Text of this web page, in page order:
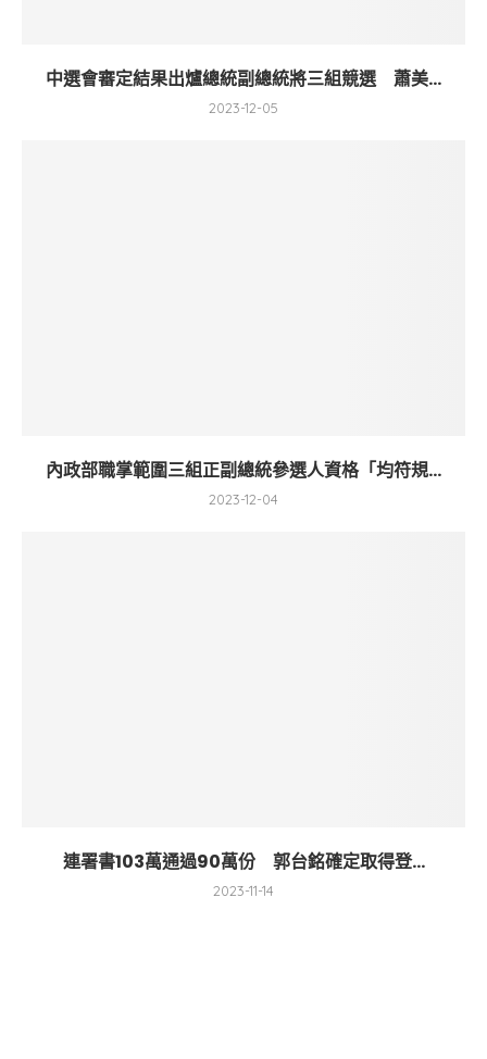
中選會審定結果出爐總統副總統將三組競選 蕭美...
2023-12-05
內政部職掌範圍三組正副總統參選人資格「均符規...
2023-12-04
連署書103萬通過90萬份 郭台銘確定取得登...
2023-11-14